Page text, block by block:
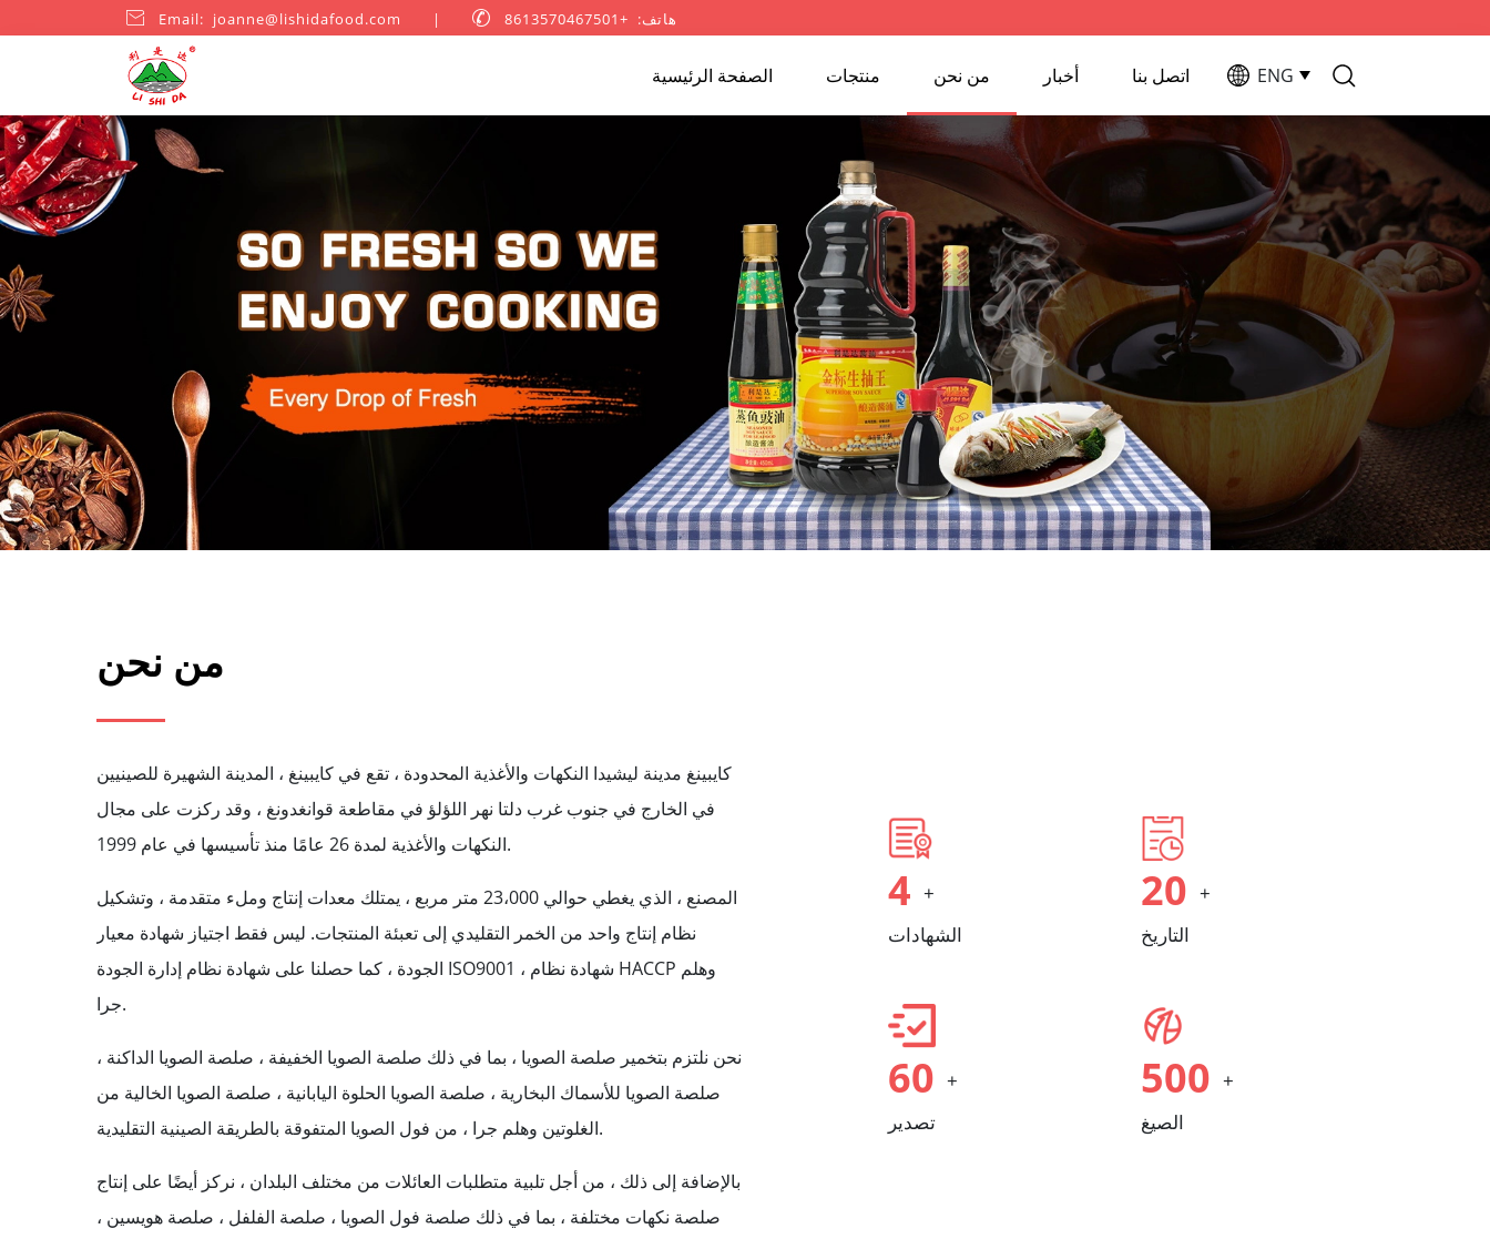
 Email: joanne@lishidafood.com |  هاتف: +8613570467501
الصفحة الرئيسية منتجات من نحن أخبار اتصل بنا ENG
من نحن
كايبينغ مدينة ليشيدا النكهات والأغذية المحدودة ، تقع في كايبينغ ، المدينة الشهيرة للصينيين
في الخارج في جنوب غرب دلتا نهر اللؤلؤ في مقاطعة قوانغدونغ ، وقد ركزت على مجال
النكهات والأغذية لمدة 26 عامًا منذ تأسيسها في عام 1999.
المصنع ، الذي يغطي حوالي 23،000 متر مربع ، يمتلك معدات إنتاج وملء متقدمة ، وتشكيل
نظام إنتاج واحد من الخمر التقليدي إلى تعبئة المنتجات. ليس فقط اجتياز شهادة معيار
الجودة ، كما حصلنا على شهادة نظام إدارة الجودة ISO9001 ، شهادة نظام HACCP وهلم
جرا.
نحن نلتزم بتخمير صلصة الصويا ، بما في ذلك صلصة الصويا الخفيفة ، صلصة الصويا الداكنة ،
صلصة الصويا للأسماك البخارية ، صلصة الصويا الحلوة اليابانية ، صلصة الصويا الخالية من
الغلوتين وهلم جرا ، من فول الصويا المتفوقة بالطريقة الصينية التقليدية.
بالإضافة إلى ذلك ، من أجل تلبية متطلبات العائلات من مختلف البلدان ، نركز أيضًا على إنتاج
صلصة نكهات مختلفة ، بما في ذلك صلصة فول الصويا ، صلصة الفلفل ، صلصة هويسين ،
4 +
الشهادات
20 +
التاريخ
60 +
تصدير
500 +
الصيغ